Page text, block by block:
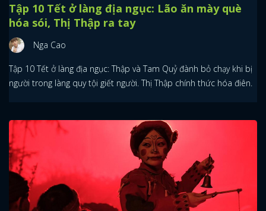
Tập 10 Tết ở làng địa ngục: Lão ăn mày què
hóa sói, Thị Thập ra tay
Nga Cao
Tập 10 Tết ở làng địa ngục: Thập và Tam Quỷ đành bỏ chạy khi bị
người trong làng quy tội giết người. Thị Thập chính thức hóa điên.